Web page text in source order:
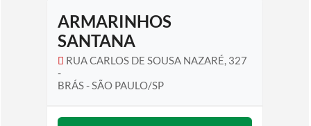
ARMARINHOS
SANTANA
RUA CARLOS DE SOUSA NAZARÉ, 327
-
BRÁS - SÃO PAULO/SP